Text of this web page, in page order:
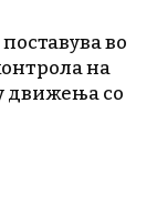
во
на
движења со